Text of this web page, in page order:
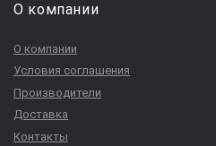
О компании
О компании
Условия соглашения
Производители
Доставка
Контакты